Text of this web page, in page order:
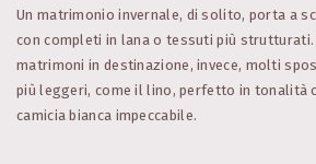
Un matrimonio invernale, di solito, porta a
con completi in lana o tessuti più
matrimoni in destinazione, invece, molti
più leggeri, come il lino, perfetto in tonalità
camicia bianca impeccabile.